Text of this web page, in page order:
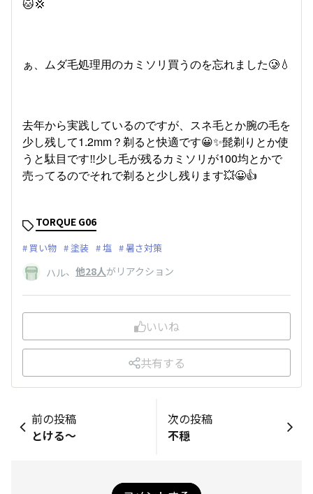
🐱💢
ぁ、ムダ毛処理用のカミソリ買うのを忘れました🥲💧
去年から実践しているのですが、スネ毛とか腕の毛を
少し残して1.2mm？剃ると快適です😀✨髭剃りとか使
うと駄目です‼️少し毛が残るカミソリが100均とかで
売ってるのでそれで剃ると少し残ります💥😀👍
TORQUE G06
買い物 塗装 塩 暑さ対策
ハル、 他28人がリアクション
いいね
共有する
前の投稿
とける～
次の投稿
不穏